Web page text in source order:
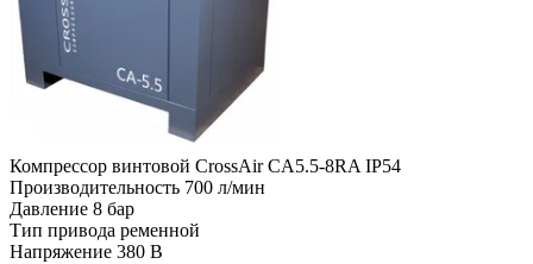
Компрессор винтовой CrossAir CA5.5-8RA IP54
Производительность 700 л/мин
Давление 8 бар
Тип привода ременной
Напряжение 380 В